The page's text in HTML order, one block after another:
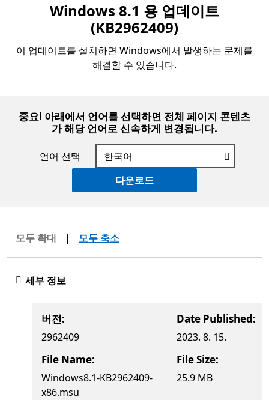
Windows 8.1 용 업데이트
(KB2962409)
이 업데이트를 설치하면 Windows에서 발생하는 문제를
해결할 수 있습니다.
중요! 아래에서 언어를 선택하면 전체 페이지 콘텐츠
가 해당 언어로 신속하게 변경됩니다.
언어 선택
다운로드
모두 확대 | 모두 축소
세부 정보
버전:
2962409
Date Published:
2023. 8. 15.
File Name:
Windows8.1-KB2962409-
x86.msu
File Size:
25.9 MB